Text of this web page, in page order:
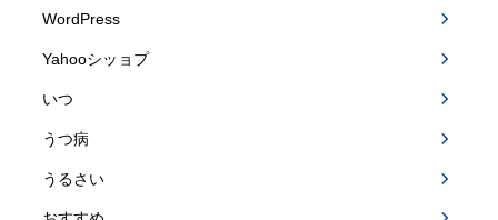
WordPress
Yahooシッョプ
いつ
うつ病
うるさい